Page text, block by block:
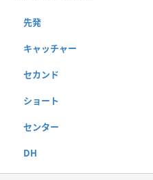
先発
キャッチャー
セカンド
ショート
センター
DH